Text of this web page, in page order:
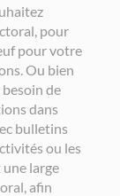
pour
pour votre
Ou bien
de
dans
bulletins
ou les
large
afin